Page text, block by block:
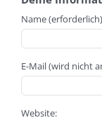
Name
E-Mail (wird nicht
Website: